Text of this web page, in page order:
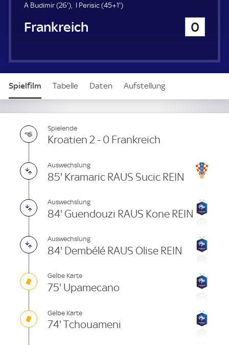
A Budimir (26'2
.
e
) I Perisic (45+1'4
e
)
Frankreich 0
Spielfilm Tabelle Daten Aufstellung
Live
Spielende
Kroatien 2 - 0 Frankreich
Auswechslung
85' Kramaric RAUS Sucic REIN
Auswechslung
84' Guendouzi RAUS Kone REIN
Auswechslung
84' Dembélé RAUS Olise REIN
Gelbe Karte
75' Upamecano
Gelbe Karte
74' Tchouameni